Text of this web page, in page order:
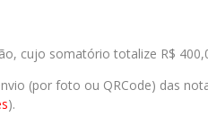
cujo somatório totalize R$
(por foto ou QRCode) das
).